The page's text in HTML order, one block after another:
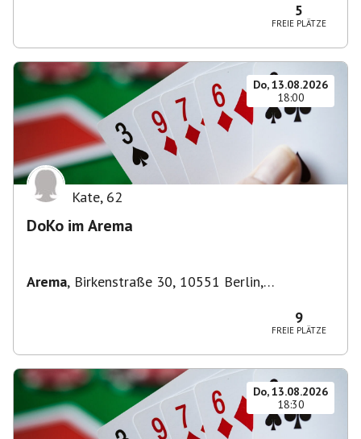
5
FREIE PLÄTZE
Do, 13.08.2026
18:00
Kate, 62
DoKo im Arema
Arema, Birkenstraße 30, 10551 Berlin,
9
FREIE PLÄTZE
Do, 13.08.2026
18:30